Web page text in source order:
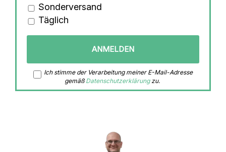
Sonderversand
Täglich
Ich stimme der Verarbeitung meiner E-Mail-Adresse
gemäß Datenschutzerklärungzu.